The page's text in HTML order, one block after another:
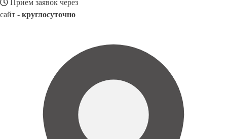
Прием заявок через
сайт - круглосуточно